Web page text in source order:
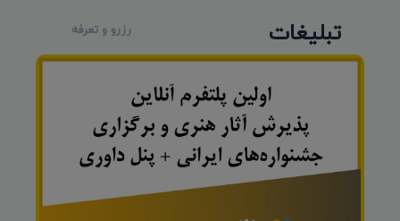
تبلیغات رزرو و تعرفه